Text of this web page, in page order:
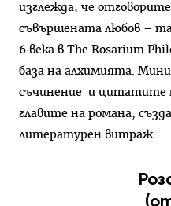
изглежда, че
съвършената любов –
6 века в The Rosarium
база на алхимията.
съчинение и цитатите
главите на романа,
литературен витраж.